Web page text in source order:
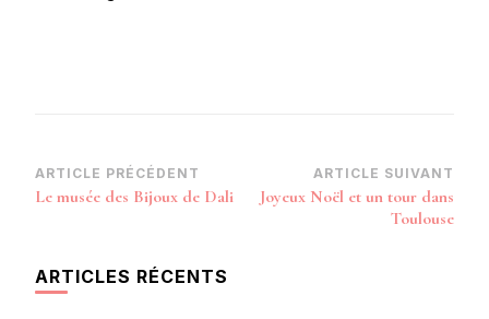
Navigation
d’article
ARTICLE PRÉCÉDENT
Le musée des Bijoux de Dali
ARTICLE SUIVANT
Joyeux Noël et un tour dans
Toulouse
ARTICLES RÉCENTS